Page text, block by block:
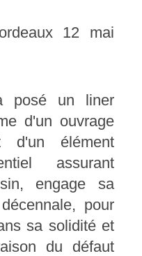
12 mai
posé un liner
d'un ouvrage
élément
assurant
engage sa
pour
sa solidité et
du défaut